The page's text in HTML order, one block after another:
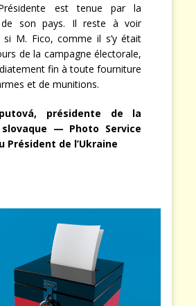
est tenue par la
de son pays. Il reste à voir
si M. Fico, comme il s’y était
de la campagne électorale,
fin à toute fourniture
et de munitions.
présidente de la
slovaque — Photo Service
Président de l’Ukraine